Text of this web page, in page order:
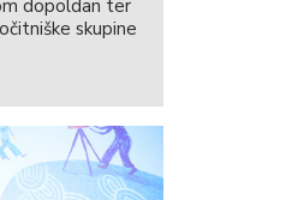
dopoldan ter
skupine